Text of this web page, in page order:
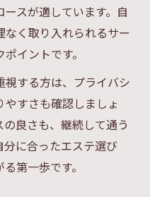
スが適しています。自
く取り入れられるサー
イントです。
視する方は、プライバシ
すさも確認しましょ
良さも、継続して通う
に合ったエステ選び
第一歩です。